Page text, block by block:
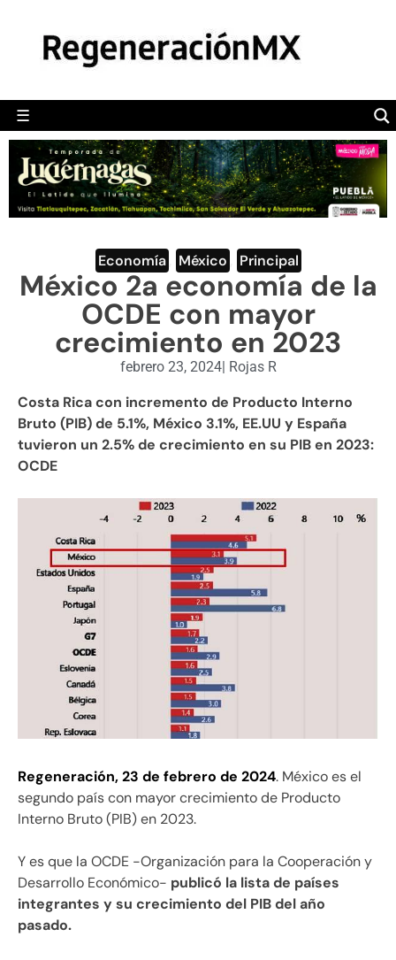
☰
POLÍTICA
CAMALEÓN
OPINIÓN
DEPORTES
ENGLISH SECTION
VIDEOS
Economía México Principal
México 2a economía de la
OCDE con mayor
crecimiento en 2023
febrero 23, 2024| Rojas R
Costa Rica con incremento de Producto Interno
Bruto (PIB) de 5.1%, México 3.1%, EE.UU y España
tuvieron un 2.5% de crecimiento en su PIB en 2023:
OCDE
Regeneración, 23 de febrero de 2024. México es el
segundo país con mayor crecimiento de Producto
Interno Bruto (PIB) en 2023.
Y es que la OCDE -Organización para la Cooperación y
Desarrollo Económico- publicó la lista de países
integrantes y su crecimiento del PIB del año
pasado.